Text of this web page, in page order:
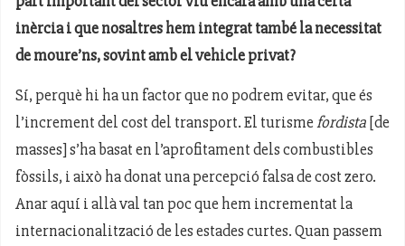
inèrcia i que nosaltres hem integrat també la necessitat
de moure’ns, sovint amb el vehicle privat?
Sí, perquè hi ha un factor que no podrem evitar, que és
l’increment del cost del transport. El turismefordista[de
masses] s’ha basat en l’aprofitament dels combustibles
fòssils, i això ha donat una percepció falsa de cost zero.
Anar aquí i allà val tan poc que hem incrementat la
internacionalització de les estades curtes. Quan passem